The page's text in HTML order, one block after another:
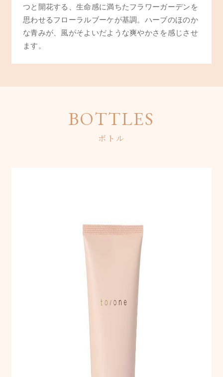
つと開花する、生命感に満ちたフラワーガーデンを
思わせるフローラルブーケが基調。ハーブのほのか
な青みが、風がそよいだような爽やかさを感じさせ
ます。
BOTTLES
ボトル